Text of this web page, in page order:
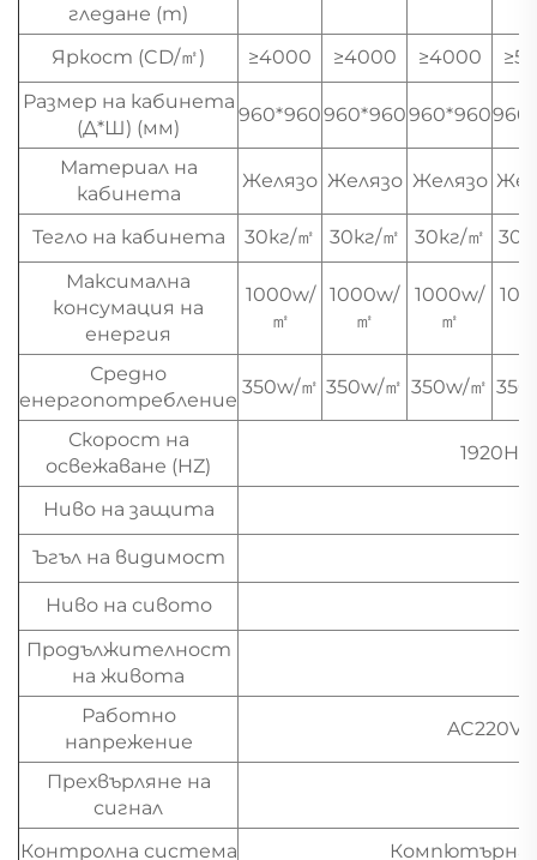
гледане (m)
Яркост (CD/㎡) ≥4000 ≥4000 ≥4000
Размер на кабинета
(Д*Ш) (мм)
960*960960*960960*960
Материал на
кабинета
Желязо Желязо Желязо
Тегло на кабинета 30кг/㎡ 30кг/㎡ 30кг/㎡
Максимална
консумация на
енергия
1000w/
㎡
1000w/
㎡
1000w/
㎡
Средно
енергопотребление
350w/㎡ 350w/㎡ 350w/㎡
Скорост на
освежаване (HZ)
Ниво на защита
Ъгъл на видимост
Ниво на сивото
Продължителност
на живота
Работно
напрежение
AC220V/
Прехвърляне на
сигнал
Контролна система Компютърна